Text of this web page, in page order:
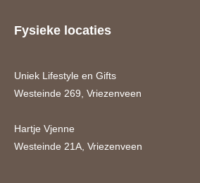
Fysieke locaties
Uniek Lifestyle en Gifts
Westeinde 269, Vriezenveen
Hartje Vjenne
Westeinde 21A, Vriezenveen